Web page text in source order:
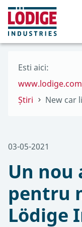
Esti aici:
www.lodige.com
Știri
New car
03-05-2021
Un nou
pentru
Lödige